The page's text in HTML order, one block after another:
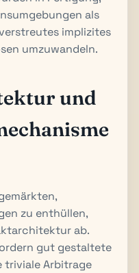
als
implizites
umzuwandeln.
und
zu enthüllen,
ab.
gut gestaltete
triviale Arbitrage